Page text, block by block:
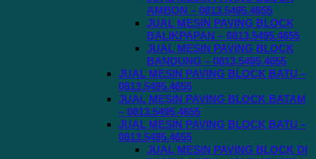
AMBON – 0813.5495.4655
JUAL MESIN PAVING BLOCK
BALIKPAPAN – 0813.5495.4655
JUAL MESIN PAVING BLOCK
BANDUNG – 0813.5495.4655
JUAL MESIN PAVING BLOCK BATU –
0813.5495.4655
JUAL MESIN PAVING BLOCK BATAM
– 0813.5495.4655
JUAL MESIN PAVING BLOCK BATU –
0813.5495.4655
JUAL MESIN PAVING BLOCK DI